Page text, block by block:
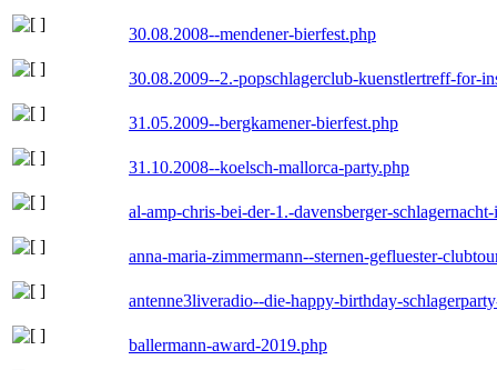
30.08.2008--mendener-bierfest.php
30.08.2009--2.-popschlagerclub-kuenstlertreff-for-
31.05.2009--bergkamener-bierfest.php
31.10.2008--koelsch-mallorca-party.php
al-amp-chris-bei-der-1.-davensberger-
anna-maria-zimmermann--sternen-gefluester-
antenne3liveradio--die-happy-birthday-
ballermann-award-2019.php